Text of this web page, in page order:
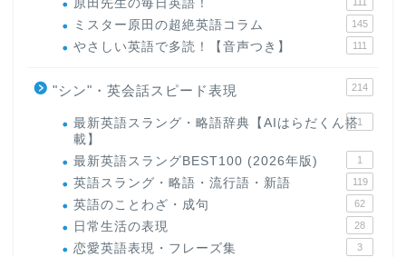
原田先生の毎日英語！
ミスター原田の超絶英語コラム 145
やさしい英語で多読！【音声つき】 111
"シン"・英会話スピード表現 214
最新英語スラング・略語辞典【AIはらだくん搭
載】
1
最新英語スラングBEST100 (2026年版) 1
英語スラング・略語・流行語・新語 119
英語のことわざ・成句 62
日常生活の表現 28
恋愛英語表現・フレーズ集 3